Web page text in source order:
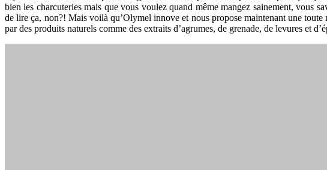
bien les charcuteries mais que vous voulez quand même mangez sainement, vous
de lire ça, non?! Mais voilà qu’Olymel innove et nous propose maintenant une
par des produits naturels comme des extraits d’agrumes, de grenade, de levures et